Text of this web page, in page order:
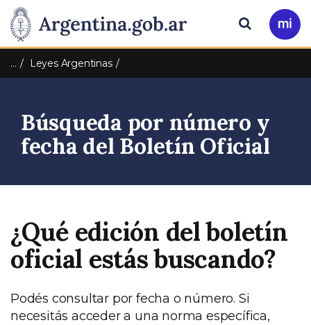
Presidencia
de
Nación
Pasar al contenido principal
Ir
a
Buscar
… Leyes Argentinas
Búsqueda por número y
fecha del Boletín Oficial
¿Qué edición del boletín
oficial estás buscando?
Podés consultar por fecha o número. Si
necesitás acceder a una norma específica,